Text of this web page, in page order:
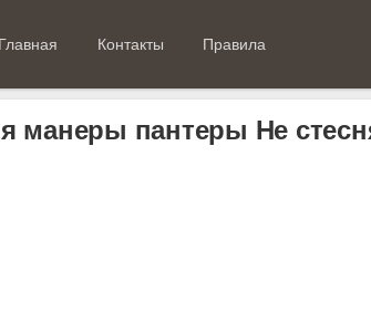
Главная Контакты Правила
манеры пантеры Не